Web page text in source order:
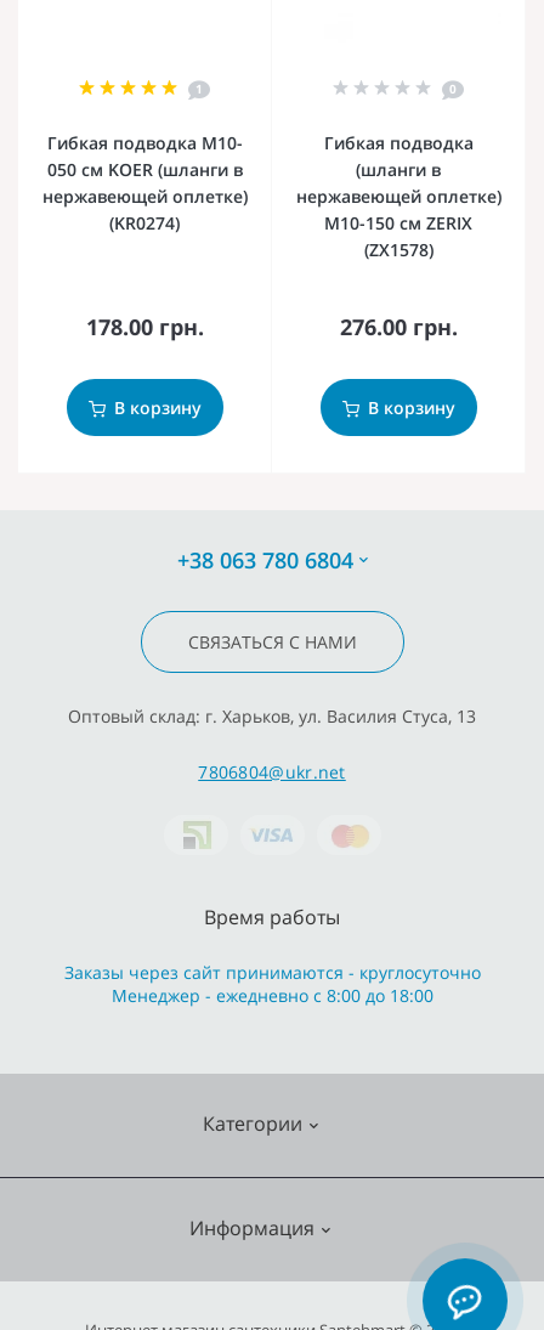
1
Гибкая подводка M10-
050 см KOER (шланги в
нержавеющей оплетке)
(KR0274)
178.00 грн.
В корзину
0
Гибкая подводка
(шланги в
нержавеющей оплетке)
M10-150 см ZERIX
(ZX1578)
276.00 грн.
В корзину
+38 063 780 6804
СВЯЗАТЬСЯ С НАМИ
Оптовый склад: г. Харьков, ул. Василия Стуса, 13
7806804@ukr.net
Категории
Информация
Время работы
Заказы через сайт принимаются - круглосуточно
Менеджер - ежедневно с 8:00 до 18:00